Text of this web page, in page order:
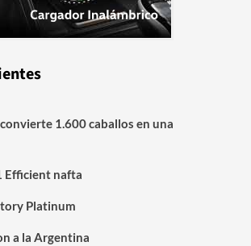
1.600 caballos en una
Efficient nafta
Platinum
a la Argentina